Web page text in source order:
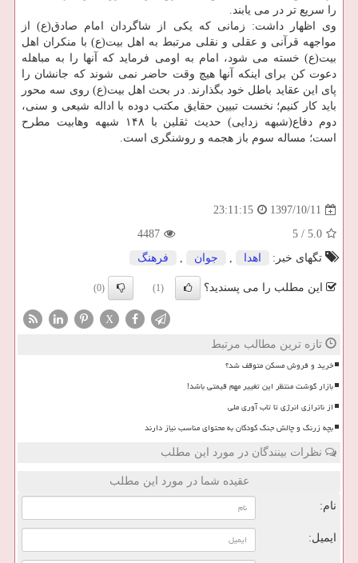
را سریع تر در می یابند.
وی اظهار داشت: زمانی كه یكی از شاگردان امام صادق(ع) از
مواجهه قرآنی و عقلی و نقلی مرتبط به اهل بیت(ع) با منكران اهل
بیت(ع) خسته می شود، امام به اومی فرماید كه آنها را به مباهله
دعوت كن برای اینكه آنها هیچ وقت حاضر نمی شوند كه جانشان را
پای این عقاید باطل خود بگذارند. در بحث اهل بیت(ع) روی سه محور
باید كار كنیم؛ نخست تبیین حقایق مكتب دوده با اداله شیعی و سنی،
دوم دفاع(شبهه زدایی) حدیث ثقلین با ۱۴۸ شبهه وهابیت مطرح
است؛ مساله سوم باز هجمه و روشنگری است.
1397/10/11
23:11:15
5.0
/
5
4487
تگهای خبر:
اهدا , جوان , فرهنگ
این مطلب را می پسندید؟ (1)
(0)
X
تازه ترین مطالب مرتبط
خرید و فروش مسکن متوقف شد؟
بازار گوشت منتظر این تغییر مهم قیمتی باشد!
از ناترازی انرژی تا تاب آوری ملی
بچه زرنگ و چالش جنگ کودکان به محتوای مناسب نیاز دارند
نظرات بینندگان در مورد این مطلب
عقیده شما در مورد این مطلب
نام:
ایمیل: